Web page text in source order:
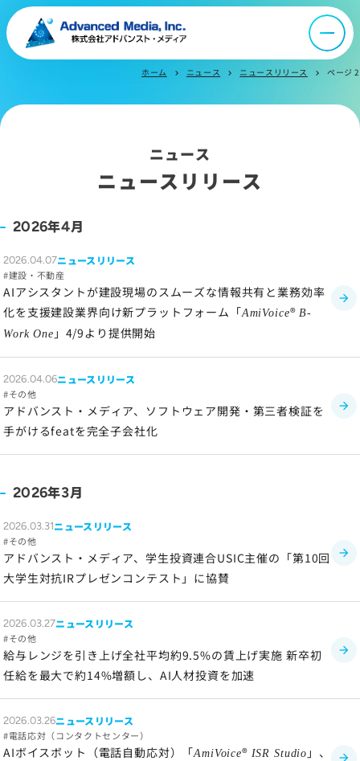
オウンドメディア
ニュース
よくあるご質問
お問い合わせ
サイトマップ
サイトのご利用について
ソーシャルメディアポリシー
プライバシーポリシー
情報セキュリティポリシー
労働者派遣事業に関わる情報
メールマガジン
ホーム chevron_right ニュース chevron_right ニュースリリース chevron_right ページ 2
ニュース
ニュースリリース
2026年4月
2026.04.07ニュースリリース
建設・不動産
AIアシスタントが建設現場のスムーズな情報共有と業務効率
化を支援建設業界向け新プラットフォーム「AmiVoice®B-
Work One 」4/9より提供開始
2026.04.06ニュースリリース
その他
アドバンスト・メディア、ソフトウェア開発・第三者検証を
手がけるfeatを完全子会社化
2026年3月
2026.03.31ニュースリリース
その他
アドバンスト・メディア、学生投資連合USIC主催の「第10回
大学生対抗IRプレゼンコンテスト」に協賛
2026.03.27ニュースリリース
その他
給与レンジを引き上げ全社平均約9.5%の賃上げ実施 新卒初
任給を最大で約14%増額し、AI人材投資を加速
2026.03.26ニュースリリース
電話応対（コンタクトセンター）
AIボイスボット（電話自動応対）「AmiVoice® ISR Studio 」、